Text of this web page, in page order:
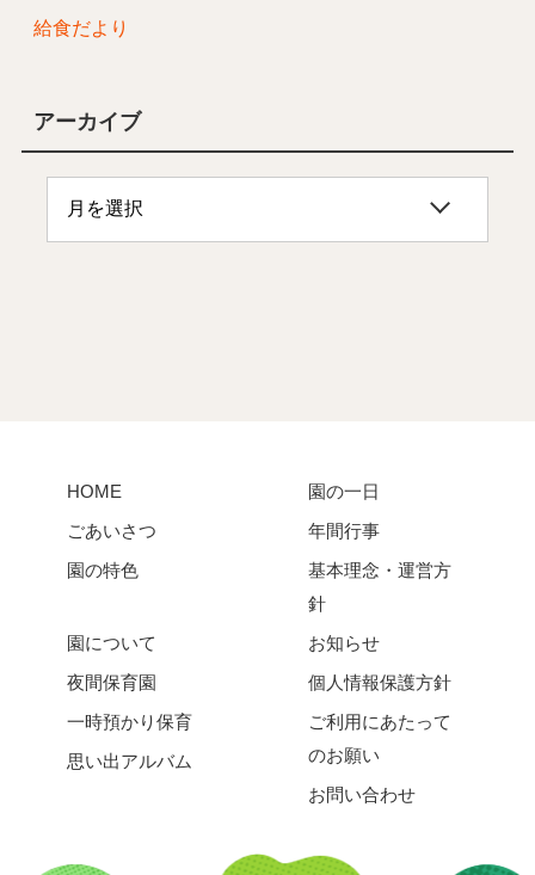
給食だより
アーカイブ
HOME
ごあいさつ
園の特色
園の一日
年間行事
基本理念・運営方
針
園について
夜間保育園
一時預かり保育
思い出アルバム
お知らせ
個人情報保護方針
ご利用にあたって
のお願い
お問い合わせ